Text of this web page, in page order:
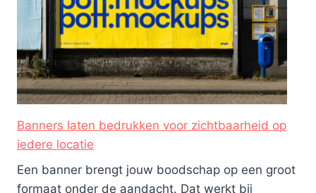
Banners laten bedrukken voor zichtbaarheid op
iedere locatie
Een banner brengt jouw boodschap op een groot
formaat onder de aandacht. Dat werkt bij